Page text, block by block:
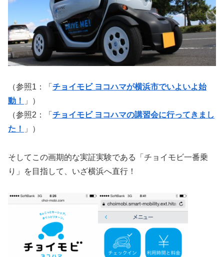
（参照1：「 チョイモビ ヨコハマが横浜市でいよいよ始
動！
」）
（参照2：「 チョイモビ ヨコハマの講習会に行ってきまし
た！
」）
そしてこの画期的な実証実験である「チョイモビ一番乗
り」を目指して、いざ横浜へ直行！